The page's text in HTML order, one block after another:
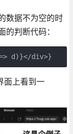
数据不为空的时
判断代码：
d)}</div>}
面上看到一